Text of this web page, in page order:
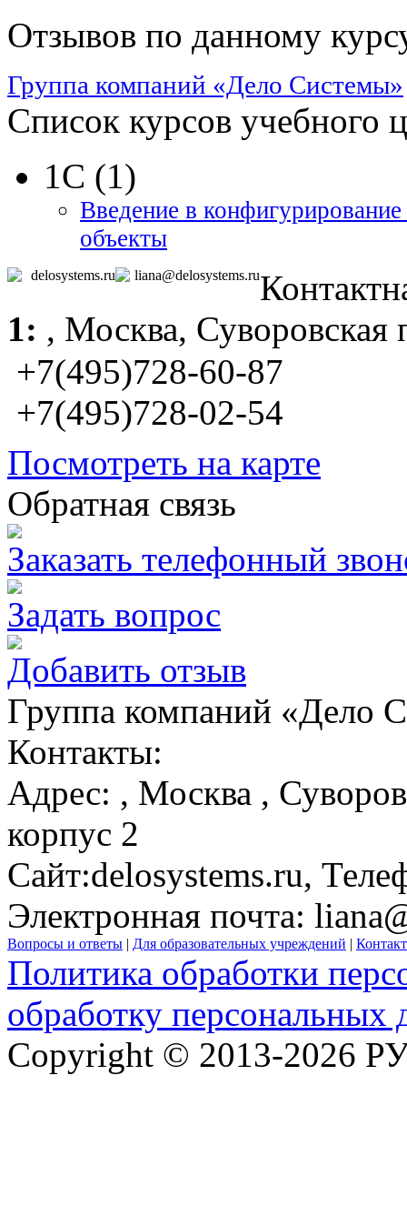
Отзывов по данному
Группа компаний «Дело Системы»
Список курсов учебного
1С (1)
Введение в
объекты
delosystems.ru liana@delosystems.ru
1: , Москва,
+7(495)728-60-87
+7(495)728-02-54
Посмотреть на карте
Обратная связь
Заказать телефонный
Задать вопрос
Добавить отзыв
Группа компаний «Дело
Контакты:
Адрес: , Москва ,
корпус 2
Сайт:delosystems.ru,
Электронная почта:
Вопросы и ответы | Для образовательных учреждений |
Политика обработки
обработку персональных
Copyright © 2013-2026